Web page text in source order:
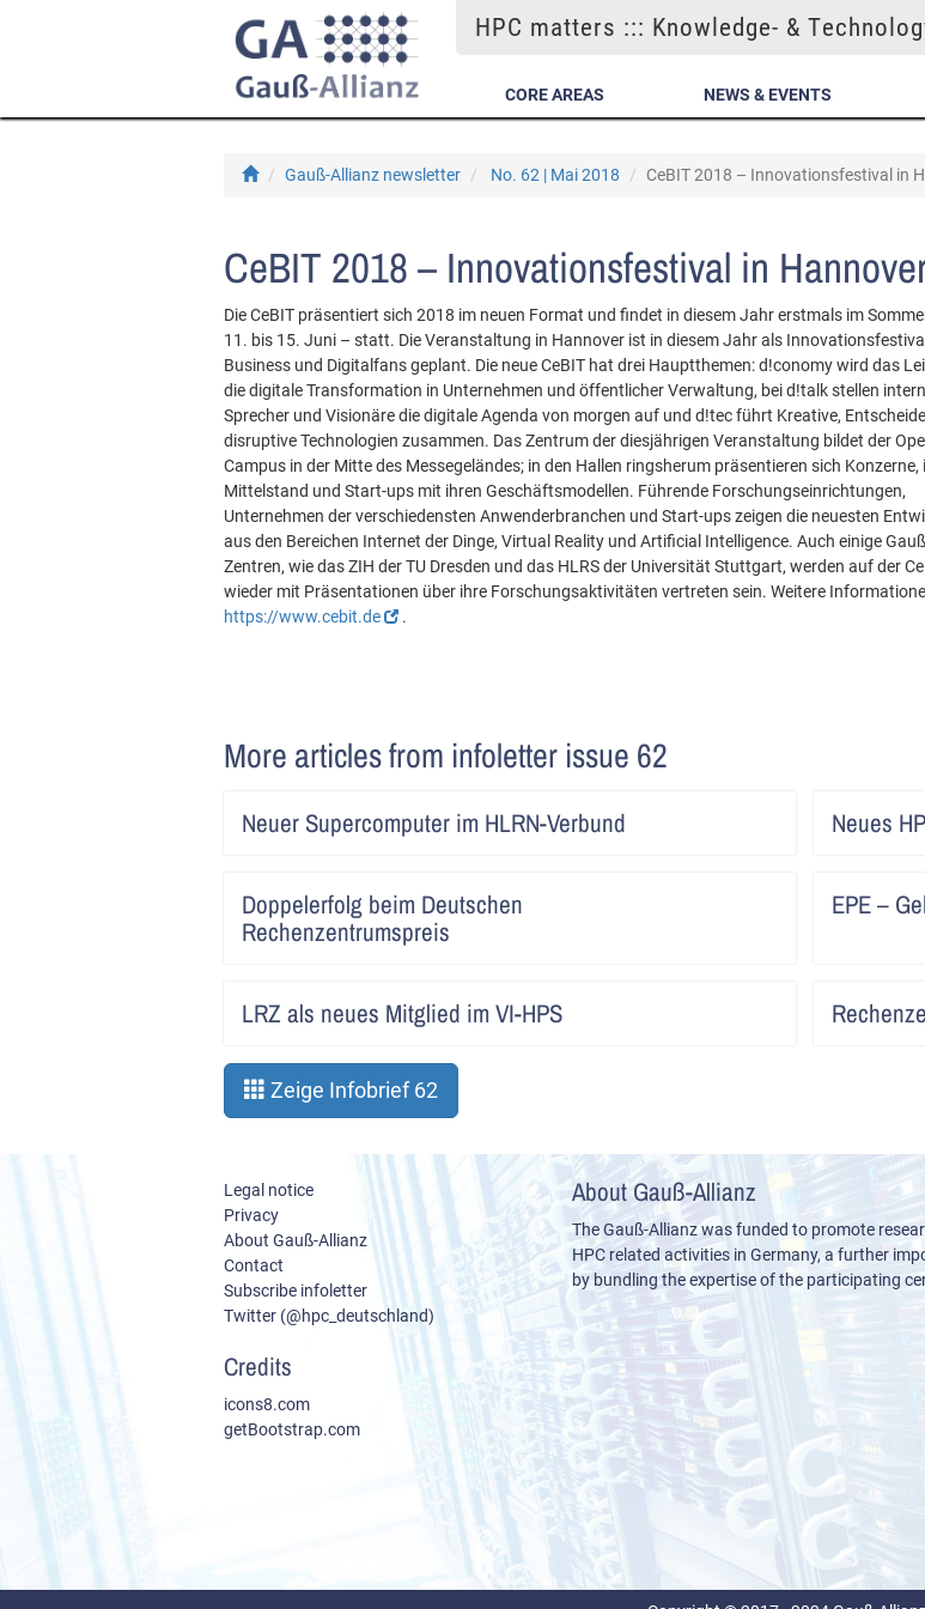
HPC matters ::: Knowledge- &
CORE AREAS NEWS & EVENTS
Gauß-Allianz newsletter No. 62 | Mai 2018 CeBIT 2018 – Innovationsfestival in
CeBIT 2018 – Innovationsfestival in
Die CeBIT präsentiert sich 2018 im neuen Format und findet in diesem Jahr erstmals im
11. bis 15. Juni – statt. Die Veranstaltung in Hannover ist in diesem Jahr als
Business und Digitalfans geplant. Die neue CeBIT hat drei Hauptthemen: d!conomy wird das
die digitale Transformation in Unternehmen und öffentlicher Verwaltung, bei d!talk stellen
Sprecher und Visionäre die digitale Agenda von morgen auf und d!tec führt Kreative,
disruptive Technologien zusammen. Das Zentrum der diesjährigen Veranstaltung bildet der
Campus in der Mitte des Messegeländes; in den Hallen ringsherum präsentieren sich
Mittelstand und Start-ups mit ihren Geschäftsmodellen. Führende Forschungseinrichtungen,
Unternehmen der verschiedensten Anwenderbranchen und Start-ups zeigen die neuesten
aus den Bereichen Internet der Dinge, Virtual Reality und Artificial Intelligence. Auch einige
Zentren, wie das ZIH der TU Dresden und das HLRS der Universität Stuttgart, werden auf der
wieder mit Präsentationen über ihre Forschungsaktivitäten vertreten sein. Weitere
https://www.cebit.de
.
More articles from infoletter issue 62
Neuer Supercomputer im HLRN-Verbund Neues
Doppelerfolg beim Deutschen
Rechenzentrumspreis
EPE –
LRZ als neues Mitglied im VI-HPS
Zeige Infobrief 62
Legal notice
Privacy
About Gauß-Allianz
Contact
Subscribe infoletter
Twitter (@hpc_deutschland)
Credits
icons8.com
getBootstrap.com
About Gauß-Allianz
The Gauß-Allianz was funded to promote
HPC related activities in Germany, a further
by bundling the expertise of the participating